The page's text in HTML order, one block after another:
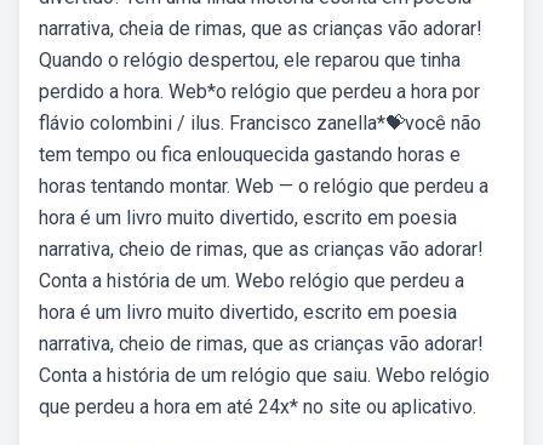
narrativa, cheia de rimas, que as crianças vão adorar!
Quando o relógio despertou, ele reparou que tinha
perdido a hora. Web*o relógio que perdeu a hora por
flávio colombini / ilus. Francisco zanella*💝você não
tem tempo ou fica enlouquecida gastando horas e
horas tentando montar. Web — o relógio que perdeu a
hora é um livro muito divertido, escrito em poesia
narrativa, cheio de rimas, que as crianças vão adorar!
Conta a história de um. Webo relógio que perdeu a
hora é um livro muito divertido, escrito em poesia
narrativa, cheio de rimas, que as crianças vão adorar!
Conta a história de um relógio que saiu. Webo relógio
que perdeu a hora em até 24x* no site ou aplicativo.